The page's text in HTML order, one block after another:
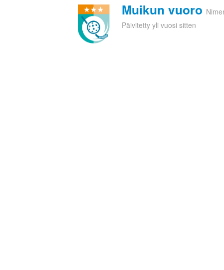
Muikun vuoro
Päivitetty yli vuosi sitten